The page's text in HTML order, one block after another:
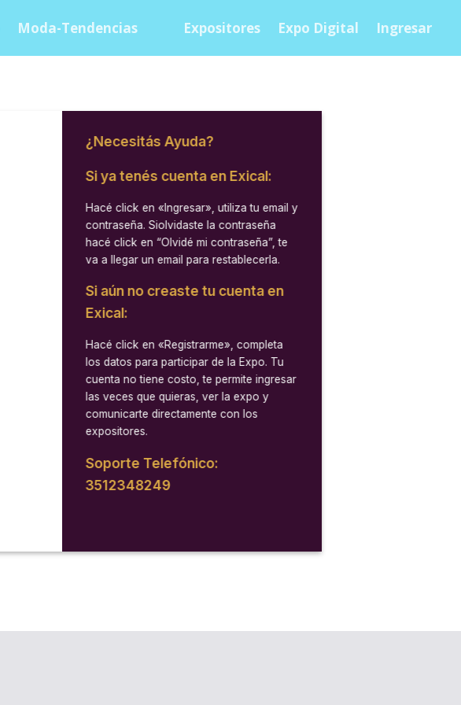
Moda-Tendencias Expositores Expo Digital Ingresar
¿Necesitás Ayuda?
Si ya tenés cuenta en Exical:
Hacé click en «Ingresar», utiliza tu email y
contraseña. Siolvidaste la contraseña
hacé click en “Olvidé mi contraseña”, te
va a llegar un email para restablecerla.
Si aún no creaste tu cuenta en
Exical:
Hacé click en «Registrarme», completa
los datos para participar de la Expo. Tu
cuenta no tiene costo, te permite ingresar
las veces que quieras, ver la expo y
comunicarte directamente con los
expositores.
Soporte Telefónico:
3512348249